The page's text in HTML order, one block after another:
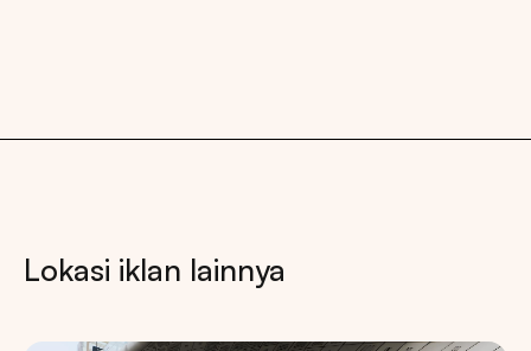
Lokasi iklan lainnya